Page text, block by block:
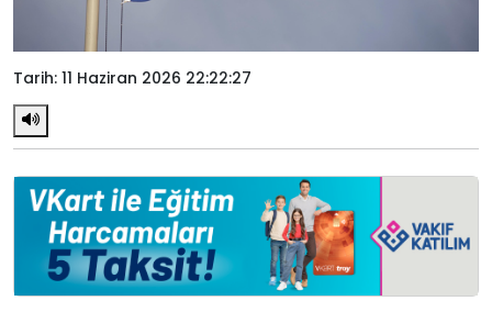
Tarih: 11 Haziran 2026 22:22:27